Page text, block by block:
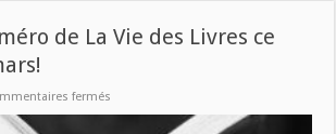
de La Vie des Livres ce
fermés